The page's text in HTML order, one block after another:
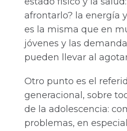
afrontarlo? la energía
es la misma que en
jóvenes y las
pueden llevar al
Otro punto es el
generacional, sobre
de la adolescencia:
problemas, en